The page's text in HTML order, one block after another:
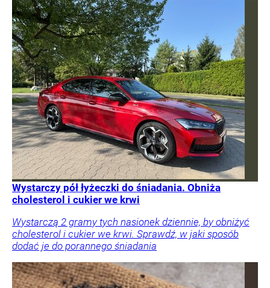
Wystarczy pół łyżeczki do śniadania. Obniża
cholesterol i cukier we krwi
Wystarczą 2 gramy tych nasionek dziennie, by obniżyć
cholesterol i cukier we krwi. Sprawdź, w jaki sposób
dodać je do porannego śniadania